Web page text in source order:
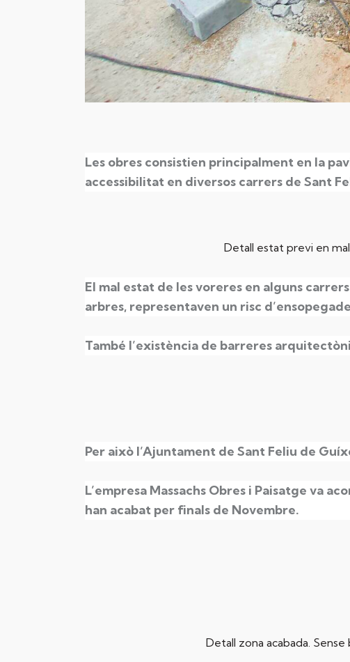
Les obres consistien principalment en la
accessibilitat en diversos carrers de Sant
Detall estat previ en
El mal estat de les voreres en alguns
arbres, representaven un risc
També l’existència de barreres
Per això l’Ajuntament de Sant Feliu de
L’empresa Massachs Obres i Paisatge va
han acabat per finals de Novembre.
Detall zona acabada.